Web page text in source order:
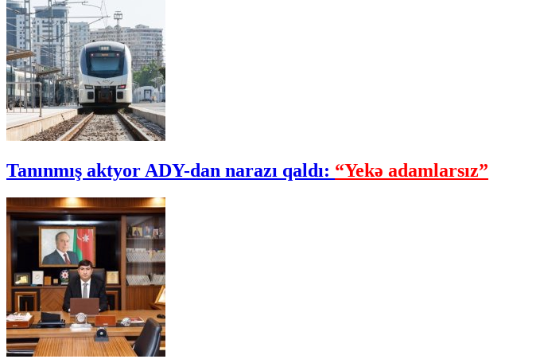
Tanınmış aktyor ADY-dan narazı qaldı: “Yekə adamlarsız”